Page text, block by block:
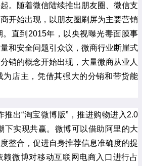
。随着微信陆续推出朋友圈、微信支
开始出现，以朋友圈刷屏为主要营销
直到2015年，以央视曝光毒面膜事
和安全问题引众议，微商行业断崖式
销的概念开始出现，大量微商从业人
为店主，凭借其强大的分销和带货能
推出“淘宝微博版”，推进购物进入2.0
下实现共赢。微博可以借助阿里的大
整合，促进自身推荐信息准确度的提
赖微博对移动互联网电商入口进行占